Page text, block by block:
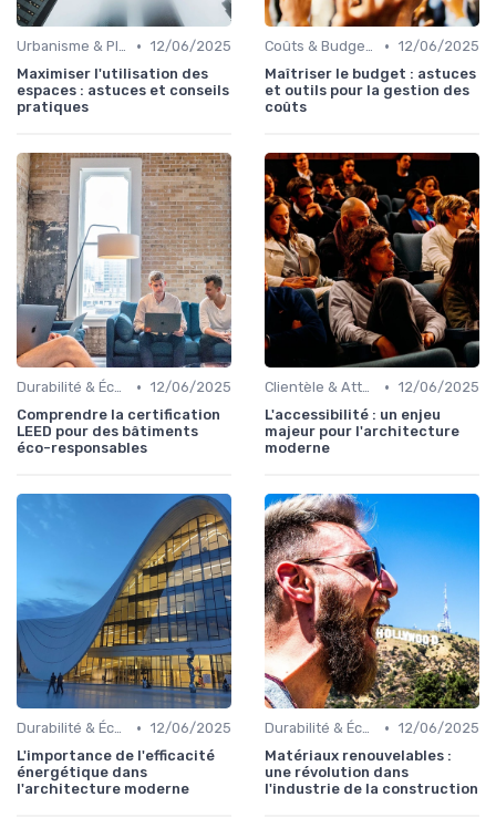
Urbanisme & Planification • 12/06/2025
Maximiser l'utilisation des
espaces : astuces et conseils
pratiques
Coûts & Budgets • 12/06/2025
Maîtriser le budget : astuces
et outils pour la gestion des
coûts
Durabilité & Écologie • 12/06/2025
Comprendre la certification
LEED pour des bâtiments
éco-responsables
Clientèle & Attentes • 12/06/2025
L'accessibilité : un enjeu
majeur pour l'architecture
moderne
Durabilité & Écologie • 12/06/2025
L'importance de l'efficacité
énergétique dans
l'architecture moderne
Durabilité & Écologie • 12/06/2025
Matériaux renouvelables :
une révolution dans
l'industrie de la construction